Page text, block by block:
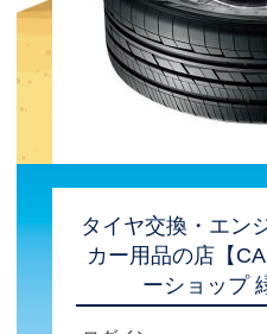
タイヤ交換・エン
カー用品の店【
ーショップ